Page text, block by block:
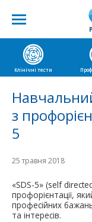
Клінічні тести
з
5
25 травня 2018
«SDS-5» (self
профорієнтації,
професійних
та інтересів.